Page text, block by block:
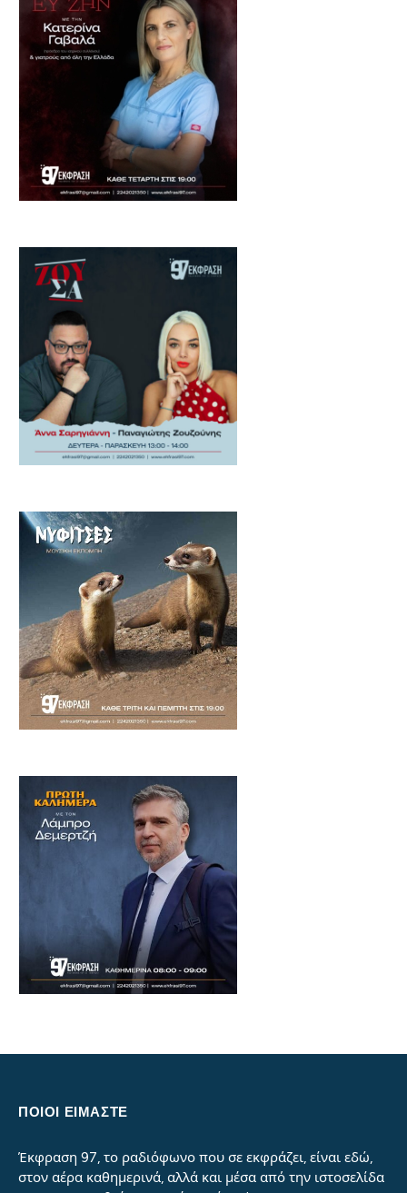
ΠΟΙΟΙ ΕΙΜΑΣΤΕ
Έκφραση 97, το ραδιόφωνο που σε εκφράζει, είναι εδώ,
στον αέρα καθημερινά, αλλά και μέσα από την ιστοσελίδα